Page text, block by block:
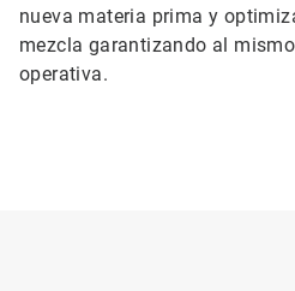
nueva materia prima y
mezcla garantizando al
operativa.